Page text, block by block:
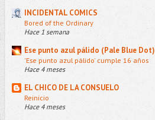
INCIDENTAL COMICS
Bored of the Ordinary
Hace 1 semana
Ese punto azul pálido (Pale Blue Dot)
'Ese punto azul pálido' cumple 16 años
Hace 4 meses
EL CHICO DE LA CONSUELO
Reinicio
Hace 4 meses